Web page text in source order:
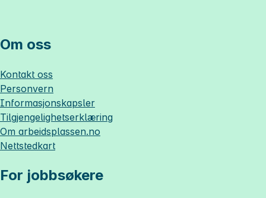
Om oss
Kontakt oss
Personvern
Informasjonskapsler
Tilgjengelighetserklæring
Om arbeidsplassen.no
Nettstedkart
For jobbsøkere